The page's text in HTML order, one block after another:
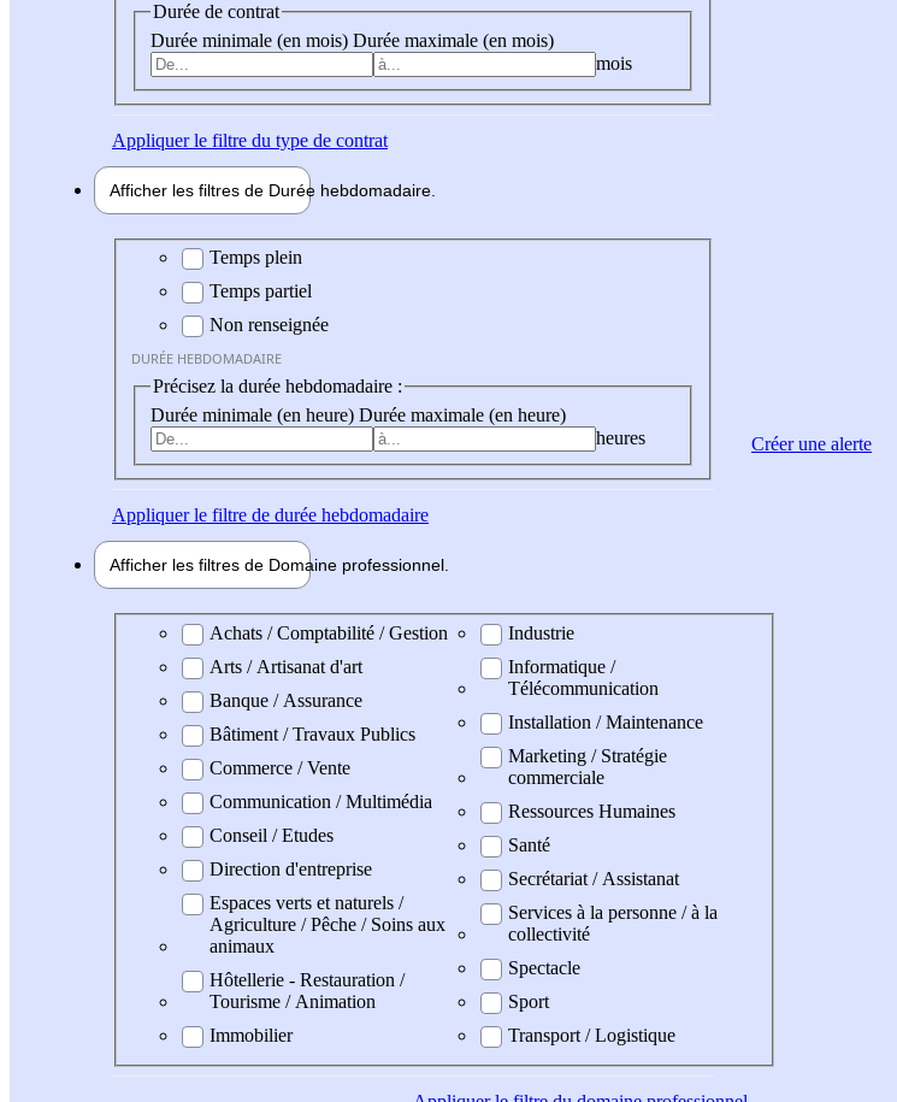
Durée de contrat
Durée minimale (en mois) Durée maximale (en mois)
mois
Appliquerle filtre du type de contrat
Afficher les filtres de Durée hebdomadaire
Durée hebdomadaire
Temps plein
Temps partiel
Non renseignée
DURÉE HEBDOMADAIRE
Précisez la durée hebdomadaire :
Durée minimale (en heure) Durée maximale (en heure)
heures
Appliquerle filtre de durée hebdomadaire
Afficher les filtres de Domaine professionnel
Domaine professionel
Achats / Comptabilité / Gestion
Arts / Artisanat d'art
Banque / Assurance
Bâtiment / Travaux Publics
Commerce / Vente
Communication / Multimédia
Conseil / Etudes
Direction d'entreprise
Espaces verts et naturels /
Agriculture / Pêche / Soins aux
animaux
Hôtellerie - Restauration /
Tourisme / Animation
Immobilier
Industrie
Informatique /
Télécommunication
Installation / Maintenance
Marketing / Stratégie
commerciale
Ressources Humaines
Santé
Secrétariat / Assistanat
Services à la personne / à la
collectivité
Spectacle
Sport
Transport / Logistique
Créer une alerte